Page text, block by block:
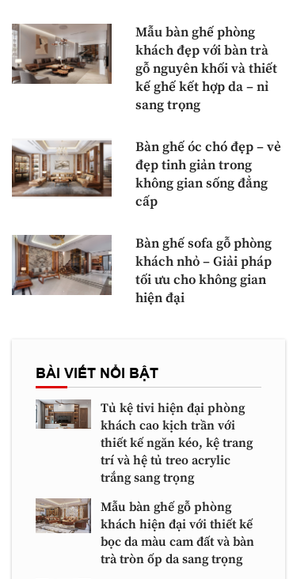
Mẫu bàn ghế phòng
khách đẹp với bàn trà
gỗ nguyên khối và thiết
kế ghế kết hợp da – nỉ
sang trọng
Bàn ghế óc chó đẹp – vẻ
đẹp tinh giản trong
không gian sống đẳng
cấp
Bàn ghế sofa gỗ phòng
khách nhỏ – Giải pháp
tối ưu cho không gian
hiện đại
BÀI VIẾT NỔI BẬT
Tủ kệ tivi hiện đại phòng
khách cao kịch trần với
thiết kế ngăn kéo, kệ trang
trí và hệ tủ treo acrylic
trắng sang trọng
Mẫu bàn ghế gỗ phòng
khách hiện đại với thiết kế
bọc da màu cam đất và bàn
trà tròn ốp da sang trọng